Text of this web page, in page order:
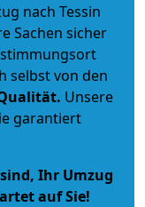
nach Tessin
Sachen sicher
selbst von den
. Unsere
garantiert
Ihr Umzug
auf Sie!